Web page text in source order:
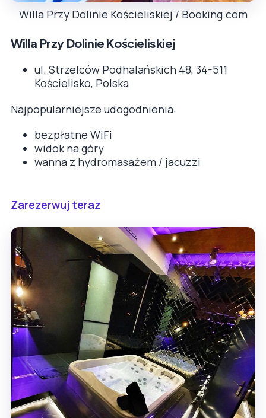
Willa Przy Dolinie Kościeliskiej / Booking.com
Willa Przy Dolinie Kościeliskiej
ul. Strzelców Podhalańskich 48, 34-511
Kościelisko, Polska
Najpopularniejsze udogodnienia:
bezpłatne WiFi
widok na góry
wanna z hydromasażem / jacuzzi
Zarezerwuj teraz